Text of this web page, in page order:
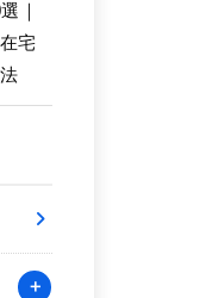
｜
宅